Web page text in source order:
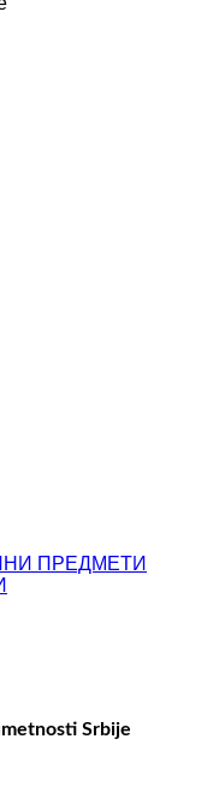
ПРЕДМЕТИ
Srbije